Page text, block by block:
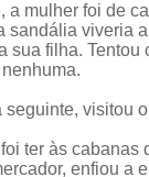
a mulher foi de
sandália viveria
sua filha.
visitou
ter às cabanas
enfiou a